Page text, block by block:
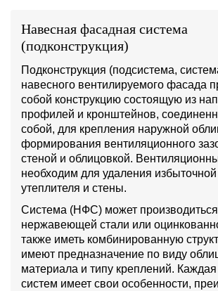
Навесная фасадная система
(подконструкция)
Подконструкция (подсистема,
навесного вентилируемого фасада
собой конструкцию состоящую из
профилей и кронштейнов,
собой, для крепления наружной
формирования вентиляционного
стеной и облицовкой.
необходим для удаления избыточной
утеплителя и стены.
Система (НФС) может
нержавеющей стали или
также иметь комбинированную
имеют предназначение по виду
материала и типу креплений. Каждая
систем имеет свои особенности,